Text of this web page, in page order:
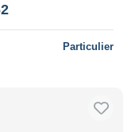
Particulier